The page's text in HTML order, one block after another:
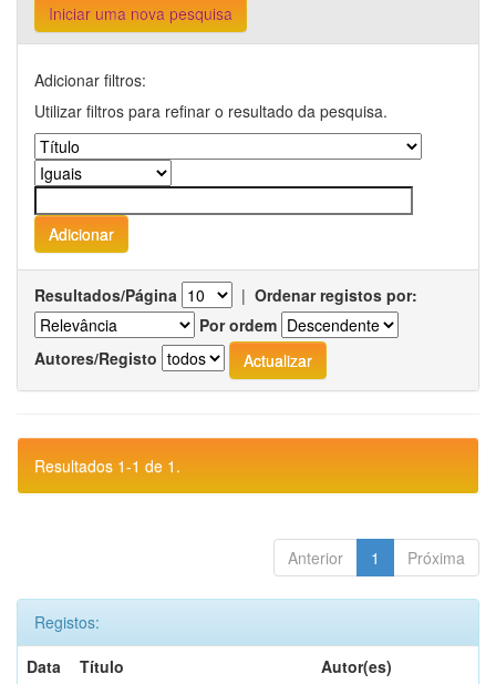
Iniciar uma nova pesquisa
Adicionar filtros:
Utilizar filtros para refinar o resultado da pesquisa.
Resultados/Página | Ordenar registos por:
Por ordem
Autores/Registo
Resultados 1-1 de 1.
Anterior 1 Próxima
Registos:
Data
Título
Autor(es)